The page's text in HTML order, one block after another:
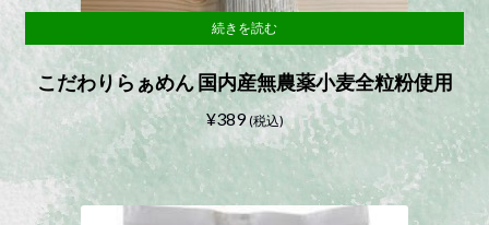
こだわりらぁめん 国内産無農薬小麦全粒粉使用
¥389 (税込)
続きを読む